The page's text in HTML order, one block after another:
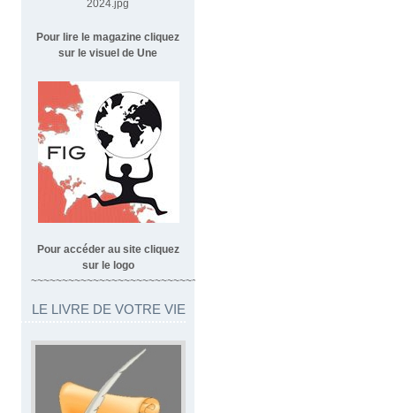
Pour lire le magazine cliquez
sur le visuel de Une
Pour accéder au site cliquez
sur le logo
~~~~~~~~~~~~~~~~~~~~~~~~~~~~~~~~~
LE LIVRE DE VOTRE VIE